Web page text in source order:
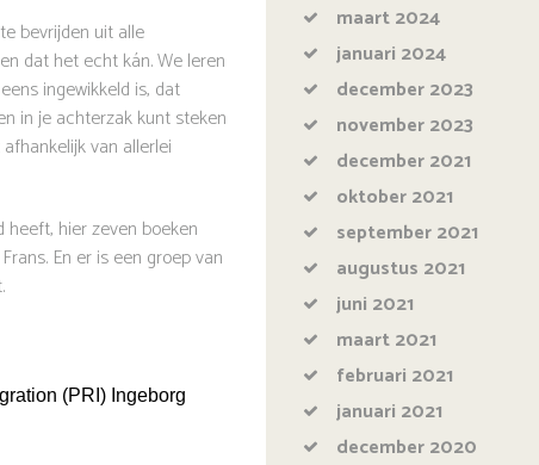
bevrijden uit alle
dat het echt kán. We leren
ingewikkeld is, dat
in je achterzak kunt steken
van allerlei
hier zeven boeken
En er is een groep van
(PRI) Ingeborg
maart2024
januari 2024
december2023
november2023
december2021
oktober2021
september2021
augustus 2021
juni 2021
maart2021
februari 2021
januari 2021
december2020